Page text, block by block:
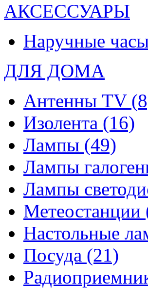
АКСЕССУАРЫ
Наручные
ДЛЯ ДОМА
Антенны TV
Изолента (16)
Лампы (49)
Лампы
Лампы
Метеостанции
Настольные
Посуда (21)